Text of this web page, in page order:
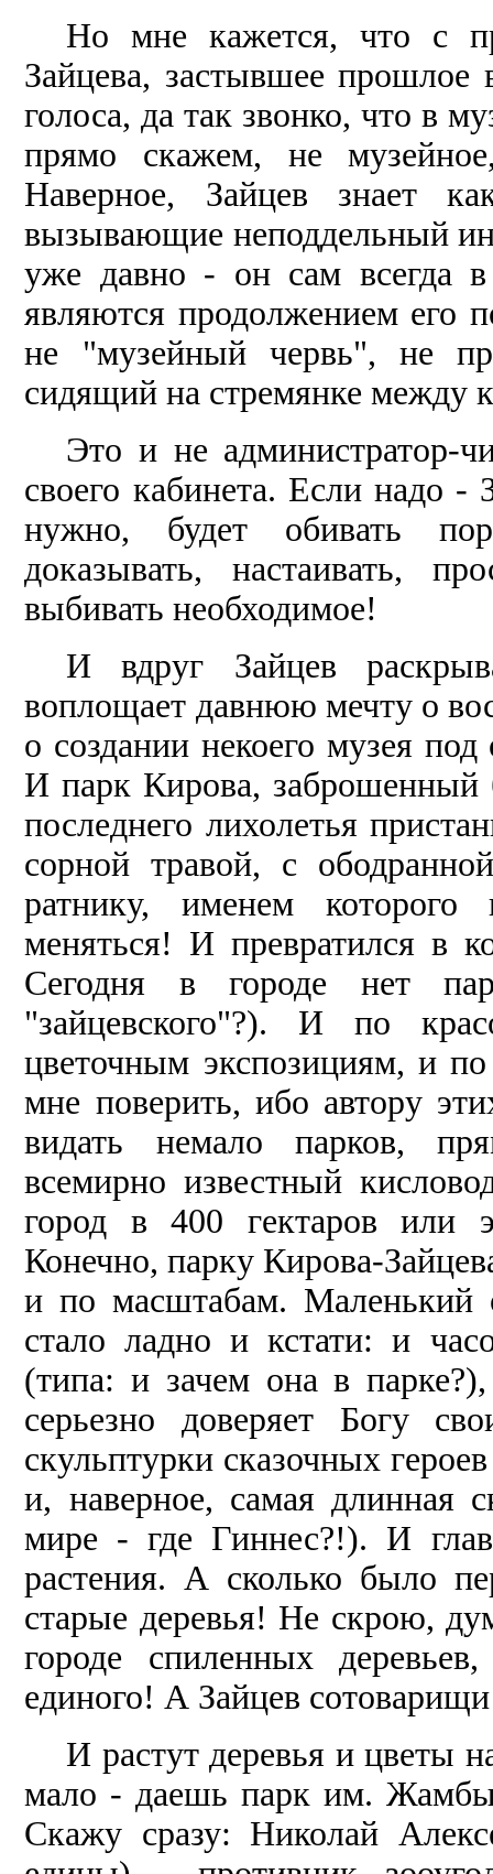
Но мне кажется, что с
Зайцева, зас­тывшее прошлое
голоса, да так звонко, что в
прямо скажем, не
Наверное, Зайцев знает
вызывающие неподдель­ный
уже давно - он сам всегда
являются продолжением его
не "музейный червь", не
сидящий на стремянке между
Это и не администратор-
своего кабинета. Если надо
нужно, будет обивать
доказывать, настаивать,
выбивать необходимое!
И вдруг Зайцев
воплощает давнюю мечту о
о создании некоего музея
И парк Кирова,
пос­леднего лихолетья
сорной травой, с
ратнику, именем
меняться! И превратился в
Сегодня в городе нет
"зайцевского"?). И по
цветочным экспозициям, и
мне поверить, ибо автору
видать немало парков,
всемирно известный
город в 400 гек­таров или
Конечно, парку Киро­ва-
и по масштабам. Ма­ленький
стало ладно и кстати: и
(типа: и зачем она в
серьезно доверяет Богу
скульптурки сказочных
и, наверное, самая длинная
мире - где Гиннес?!). И
растения. А сколько было
старые деревья! Не скрою,
городе спиленных
единого! А Зайцев
И растут деревья и цветы
мало - даешь парк им.
Скажу сразу: Николай